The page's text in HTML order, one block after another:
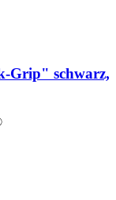
​Grip" schwarz,